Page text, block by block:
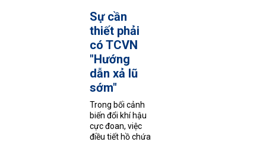
Sự cần
thiết phải
có TCVN
"Hướng
dẫn xả lũ
sớm"
Trong bối cảnh
biến đổi khí hậu
cực đoan, việc
điều tiết hồ chứa